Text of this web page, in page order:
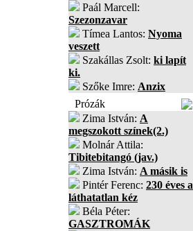
Paál Marcell:
Szezonzavar
Tímea Lantos: Nyoma
veszett
Szakállas Zsolt: ki lapít
ki.
Szőke Imre: Anzix
Prózák
Zima István: A
megszokott színek(2.)
Molnár Attila:
Tibitebitangó (jav.)
Zima István: A másik is
Pintér Ferenc: 230 éves a
láthatatlan kéz
Béla Péter:
GASZTROMÁK